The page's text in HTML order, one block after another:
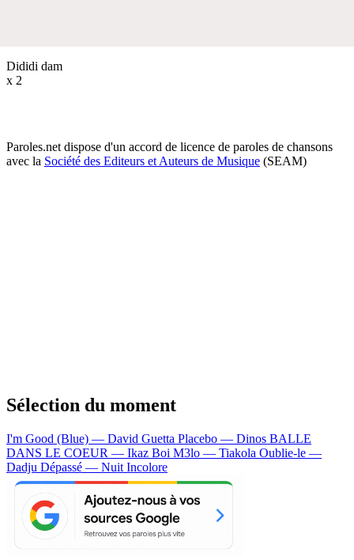
Dididi dam
x 2
Paroles.net dispose d'un accord de licence de paroles de chansons
avec la Société des Editeurs et Auteurs de Musique (SEAM)
Sélection du moment
I'm Good (Blue) — David Guetta Placebo — Dinos BALLE
DANS LE COEUR — Ikaz Boi M3lo — Tiakola Oublie-le —
Dadju Dépassé — Nuit Incolore